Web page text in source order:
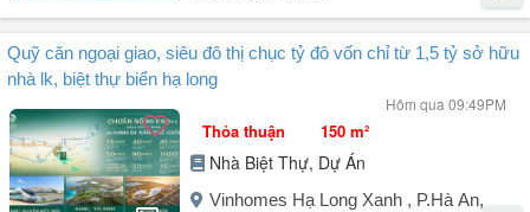
Người đăng: Nguyễn Quyết(2 tin đăng)
Vị trí: Bám trục đường Hoàng Quốc Việt cạnh hồ nhạc nước Halo
Bay Show - Gần công viên rừng (660ha) của Vin HLX, đi bộ vài bước
chân là đến biển - Ngay đối diện Lotte Mart.
View trực diện Vịnh di sản và bến du thuyền.
Tầng & hướng đẹp, dễ khai thác cho thuê.
Giá tham khảo tốt hơn mặt bằng chung.
Quỹ căn ngoại giao, siêu đô thị chục tỷ đô vốn chỉ từ 1,5 tỷ sở hữu
nhà lk, biệt thự biển hạ long
Hôm qua 09:49PM
Thỏa thuận 150 m²
Nhà Biệt Thự, Dự Án
Vinhomes Hạ Long Xanh , P.Hà An,